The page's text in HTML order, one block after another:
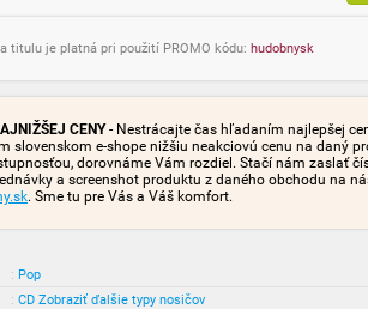
titulu je platná pri použití PROMO kódu: hudobnysk
CENY- Nestrácajte čas hľadaním najlepšej
slovenskom e-shope nižšiu neakciovú cenu na daný
dorovnáme Vám rozdiel. Stačí nám zaslať
a screenshot produktu z daného obchodu na
. Sme tu pre Vás a Váš komfort.
: Pop
: CD Zobraziť ďalšie typy nosičov